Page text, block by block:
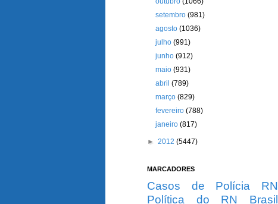
setembro(981)
agosto(1036)
julho(991)
junho(912)
maio(931)
abril(789)
março(829)
fevereiro(788)
janeiro(817)
► 2012 (5447)
MARCADORES
Casos de Polícia
RN
Política do RN
Brasil